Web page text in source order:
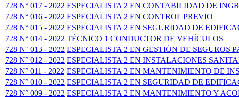
728 N° 017 - 2022 ESPECIALISTA 2 EN CONTABILIDAD DE
728 N° 016 - 2022 ESPECIALISTA 2 EN CONTROL PREVIO
728 N° 015 - 2022 ESPECIALISTA 2 EN SEGURIDAD DE
728 N° 014 - 2022 TÉCNICO 1 CONDUCTOR DE VEHÍCULOS
728 N° 013 - 2022 ESPECIALISTA 2 EN GESTIÓN DE SEGUROS
728 N° 012 - 2022 ESPECIALISTA 2 EN INSTALACIONES
728 N° 011 - 2022 ESPECIALISTA 2 EN MANTENIMIENTO DE
728 N° 010 - 2022 ESPECIALISTA 2 EN SEGURIDAD DE
728 N° 009 - 2022 ESPECIALISTA 2 EN MANTENIMIENTO Y